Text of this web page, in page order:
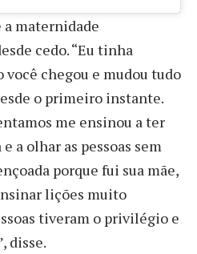
a maternidade
cedo. “Eu tinha
você chegou e mudou tudo
o primeiro instante.
me ensinou a ter
a olhar as pessoas sem
porque fui sua mãe,
lições muito
tiveram o privilégio e
disse.